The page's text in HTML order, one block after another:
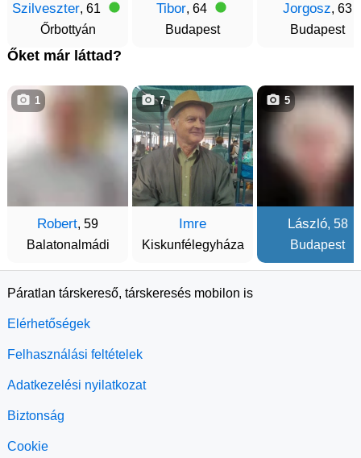
Szilveszter, 61
Őrbottyán
Tibor, 64
Budapest
Jorgosz, 63
Budapest
Őket már láttad?
Robert, 59
Balatonalmádi
1
Imre
Kiskunfélegyháza
7
László, 58
Budapest
5
Páratlan társkereső, társkeresés mobilon is
Elérhetőségek
Felhasználási feltételek
Adatkezelési nyilatkozat
Biztonság
Cookie